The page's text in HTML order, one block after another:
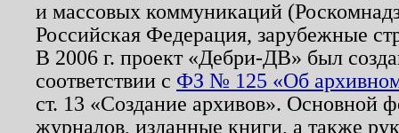
и массовых коммуникаций
Российская Федерация, зарубежные
В 2006 г. проект «Дебри-ДВ» был
соответствии с ФЗ № 125 «Об
ст. 13 «Создание архивов». Основной
журналов, изданные книги, а также